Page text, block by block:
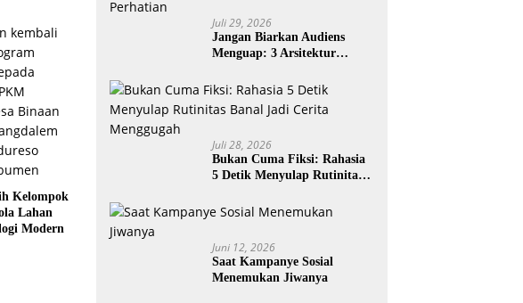
Kelompok
Lahan
Modern
Juli 29, 2026
Jangan Biarkan Audiens
Menguap: 3 Arsitektur
Perhatian
Juli 28, 2026
Bukan Cuma Fiksi: Rahasia
5 Detik Menyulap Rutinitas
Menggugah
Juni 12, 2026
Saat Kampanye Sosial
Menemukan Jiwanya